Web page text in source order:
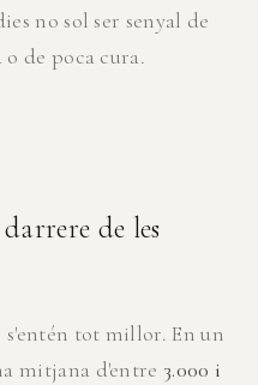
no sol ser senyal de
de poca cura.
de les
s'entén tot millor. En un
mitjana d'entre 3.000 i